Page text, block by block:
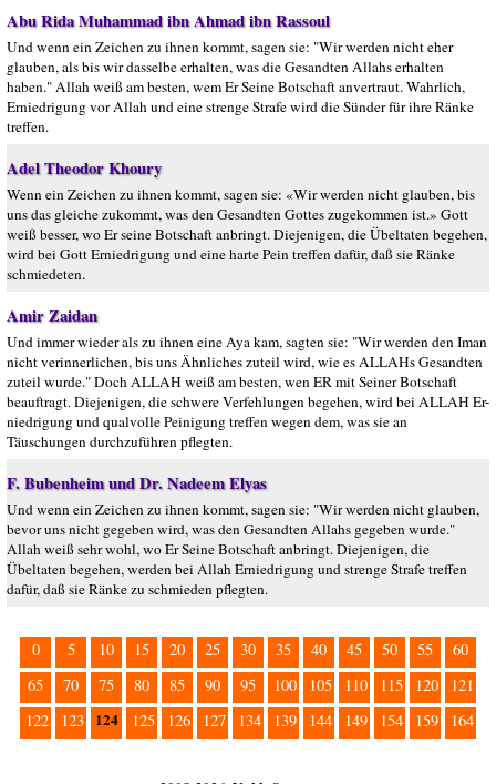
Abu Rida Muhammad ibn Ahmad ibn Rassoul
Und wenn ein Zeichen zu ihnen kommt, sagen sie: "Wir werden nicht eher
glauben, als bis wir dasselbe erhalten, was die Gesandten Allahs erhalten
haben." Allah weiß am besten, wem Er Seine Botschaft anvertraut. Wahrlich,
Erniedrigung vor Allah und eine strenge Strafe wird die Sünder für ihre Ränke
treffen.
Adel Theodor Khoury
Wenn ein Zeichen zu ihnen kommt, sagen sie: «Wir werden nicht glauben, bis
uns das gleiche zukommt, was den Gesandten Gottes zugekommen ist.» Gott
weiß besser, wo Er seine Botschaft anbringt. Diejenigen, die Übeltaten begehen,
wird bei Gott Erniedrigung und eine harte Pein treffen dafür, daß sie Ränke
schmiedeten.
Amir Zaidan
Und immer wieder als zu ihnen eine Aya kam, sagten sie: "Wir werden den Iman
nicht verinnerlichen, bis uns Ähnliches zuteil wird, wie es ALLAHs Gesandten
zuteil wurde." Doch ALLAH weiß am besten, wen ER mit Seiner Botschaft
beauftragt. Diejenigen, die schwere Verfehlungen begehen, wird bei ALLAH Er-
niedrigung und qualvolle Peinigung treffen wegen dem, was sie an
Täuschungen durchzuführen pflegten.
F. Bubenheim und Dr. Nadeem Elyas
Und wenn ein Zeichen zu ihnen kommt, sagen sie: "Wir werden nicht glauben,
bevor uns nicht gegeben wird, was den Gesandten Allahs gegeben wurde."
Allah weiß sehr wohl, wo Er Seine Botschaft anbringt. Diejenigen, die
Übeltaten begehen, werden bei Allah Erniedrigung und strenge Strafe treffen
dafür, daß sie Ränke zu schmieden pflegten.
0 5 10 15 20 25 30 35 40 45 50 55
60
65
70 75 80 85 90 95 100 105 110 115 120
121
122
123 124 125 126 127 134 139 144 149 154 159 164